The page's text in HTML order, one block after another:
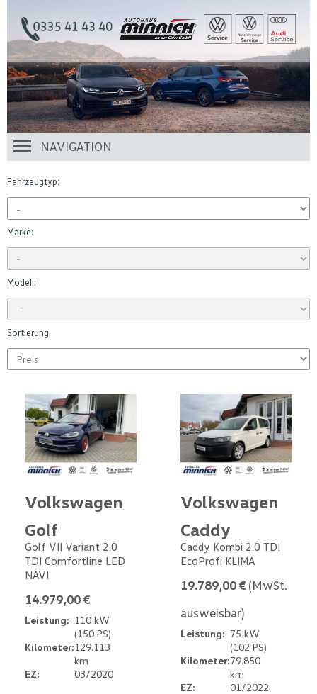
NAVIGATION
Fahrzeugtyp:
Marke:
Modell:
Sortierung:
Volkswagen
Golf
Golf VII Variant 2.0
TDI Comfortline LED
NAVI
14.979,00 €
Leistung: 110 kW
(150 PS)
Kilometer:129.113
km
EZ:
03/2020
Volkswagen
Caddy
Caddy Kombi 2.0 TDI
EcoProfi KLIMA
19.789,00 € (MwSt.
ausweisbar)
Leistung: 75 kW
(102 PS)
Kilometer:79.850
km
EZ:
01/2022